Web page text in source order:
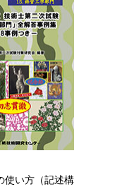
使い方（記述構